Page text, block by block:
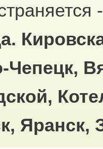
-
Чепецк,
Яранск,